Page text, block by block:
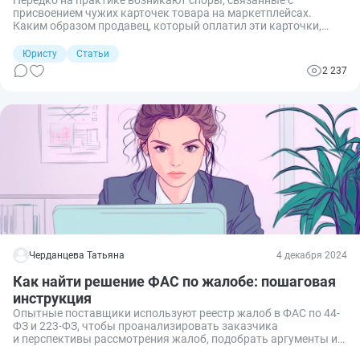
присвоением чужих карточек товара на маркетплейсах.
Каким образом продавец, который оплатил эти карточки,
опорой на действующее законодательство и судебную
практику.
Юристу
Статьи
2 237
Черданцева Татьяна 4 декабря 2024
Как найти решение ФАС по жалобе: пошаговая
инструкция
Опытные поставщики используют реестр жалоб в ФАС по 44-
ФЗ и 223-ФЗ, чтобы проанализировать заказчика
и перспективы рассмотрения жалоб, подобрать аргументы и